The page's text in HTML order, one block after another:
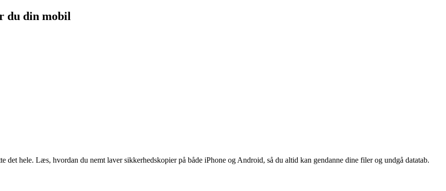
du din mobil
det hele. Læs, hvordan du nemt laver sikkerhedskopier på både iPhone og Android, så du altid kan gendanne dine filer og undgå datatab.